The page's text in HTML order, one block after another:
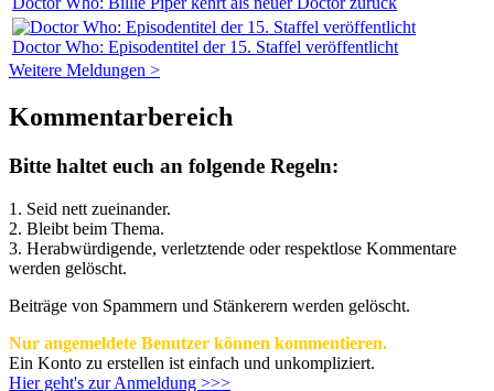
Doctor Who: Episodentitel der 15. Staffel veröffentlicht
Weitere Meldungen >
Kommentarbereich
Bitte haltet euch an folgende Regeln:
1. Seid nett zueinander.
2. Bleibt beim Thema.
3. Herabwürdigende, verletztende oder respektlose Kommentare
werden gelöscht.
Beiträge von Spammern und Stänkerern werden gelöscht.
Nur angemeldete Benutzer können kommentieren.
Ein Konto zu erstellen ist einfach und unkompliziert.
Hier geht's zur Anmeldung >>>